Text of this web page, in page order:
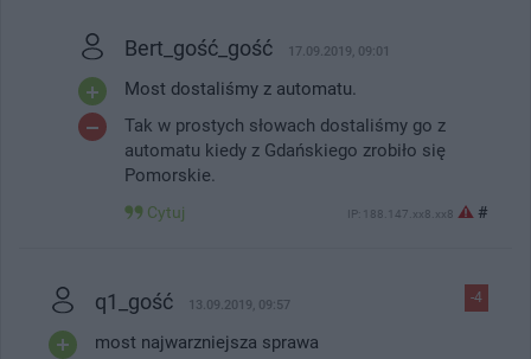
Bert_gość_gość 17.09.2019, 09:01
Most dostaliśmy z automatu.
Tak w prostych słowach dostaliśmy go z
automatu kiedy z Gdańskiego zrobiło się
Pomorskie.
Cytuj IP: 188.147.xx8.xx8 #
-4
q1_gość 13.09.2019, 09:57
most najwarzniejsza sprawa